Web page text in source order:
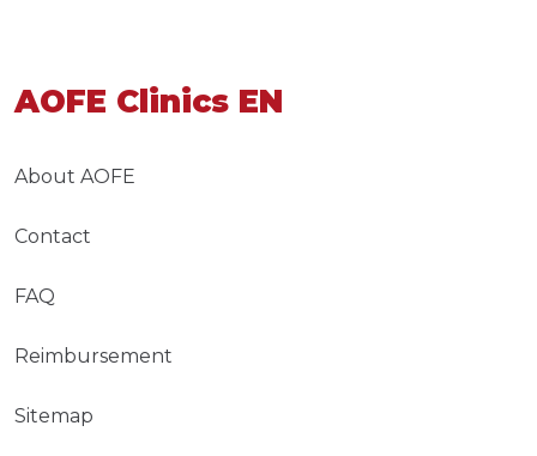
AOFE Clinics EN
About AOFE
Contact
FAQ
Reimbursement
Sitemap